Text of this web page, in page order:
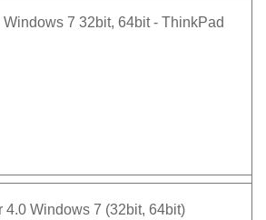
7 32bit, 64bit - ThinkPad
4.0 Windows 7 (32bit, 64bit)